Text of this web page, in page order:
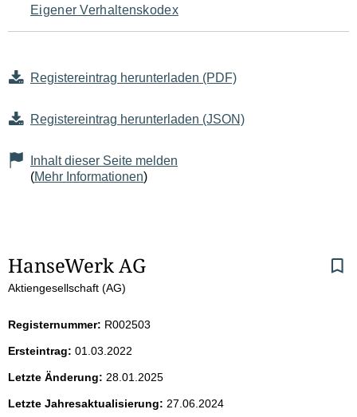
Eigener Verhaltenskodex
Registereintrag herunterladen (PDF)
Registereintrag herunterladen (JSON)
Inhalt dieser Seite melden
(Mehr Informationen)
S
e
i
t
e
HanseWerk AG
Aktiengesellschaft (AG)
Registernummer: R002503
Ersteintrag: 01.03.2022
Letzte Änderung: 28.01.2025
Letzte Jahresaktualisierung: 27.06.2024